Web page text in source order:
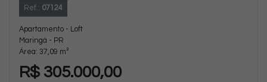
Ref.: 07124
Apartamento - Loft
Maringá - PR
Área: 37,09 m²
R$ 305.000,00